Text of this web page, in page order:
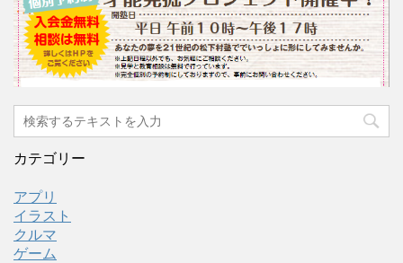
カテゴリー
アプリ
イラスト
クルマ
ゲーム